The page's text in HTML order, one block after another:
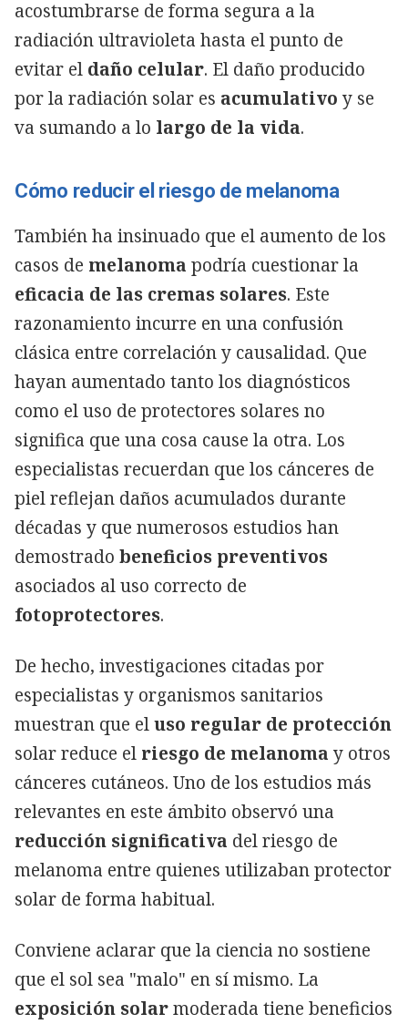
acostumbrarse de forma segura a la
radiación ultravioleta hasta el punto de
evitar el daño celular. El daño producido
por la radiación solar es acumulativo y se
va sumando a lo largo de la vida.
Cómo reducir el riesgo de melanoma
También ha insinuado que el aumento de los
casos de melanoma podría cuestionar la
eficacia de las cremas solares. Este
razonamiento incurre en una confusión
clásica entre correlación y causalidad. Que
hayan aumentado tanto los diagnósticos
como el uso de protectores solares no
significa que una cosa cause la otra. Los
especialistas recuerdan que los cánceres de
piel reflejan daños acumulados durante
décadas y que numerosos estudios han
demostrado beneficios preventivos
asociados al uso correcto de
fotoprotectores.
De hecho, investigaciones citadas por
especialistas y organismos sanitarios
muestran que eluso regular de protección
solar reduce el riesgo de melanoma y otros
cánceres cutáneos. Uno de los estudios más
relevantes en este ámbito observó una
reducción significativa del riesgo de
melanoma entre quienes utilizaban protector
solar de forma habitual.
Conviene aclarar que la ciencia no sostiene
que el sol sea "malo" en sí mismo. La
exposición solarmoderada tiene beneficios